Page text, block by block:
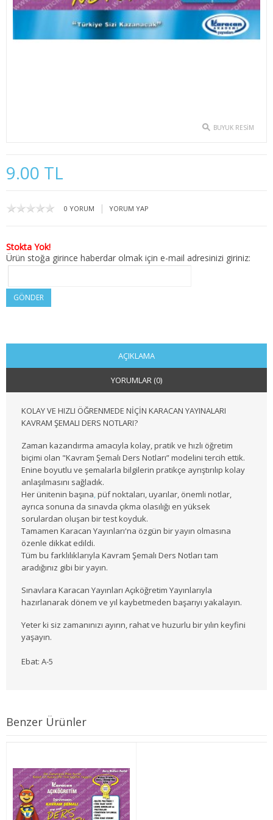
2. SINIF 3. YARIYIL İKTİSAT
2. SINIF 4. YARIYIL İKTİSAT
KAMU YÖNETİMİ
2. SINIF 3. YARIYIL KAMU
3. SINIF 5. YARIYIL KAMU
4. SINIF 7. YARIYIL KAMU
4. SINIF 8. YARIYIL KAMU
MALİYE
1. SINIF 1. YARIYIL MALİYE
1. SINIF 2. YARIYIL MALİYE
2. SINIF 3. YARIYIL MALİYE
2. SINIF 4. YARIYIL MALİYE
3. SINIF 5. YARIYIL MALİYE
3. SINIF 6. YARIYIL MALİYE
4. SINIF 8. YARIYIL MALİYE
ÇALIŞMA EKO. VE END. İLİŞ.
1. SINIF 2. YARIYIL ÇEKO
2. SINIF 4. YARIYIL ÇEKO
3. SINIF 5. YARIYIL ÇEKO
BUYUK RESIM
9.00 TL
0 YORUM | YORUM YAP
Stokta Yok!
Ürün stoğa girince haberdar olmak için e-mail adresinizi giriniz:
GÖNDER
AÇIKLAMA
YORUMLAR (0)
KOLAY VE HIZLI ÖĞRENMEDE NİÇİN KARACAN YAYINALARI
KAVRAM ŞEMALI DERS NOTLARI?
Zaman kazandırma amacıyla kolay, pratik ve hızlı öğretim
biçimi olan "Kavram Şemalı Ders Notları” modelini tercih ettik.
Enine boyutlu ve şemalarla bilgilerin pratikçe ayrıştırılıp kolay
anlaşılmasını sağladık.
Her ünitenin başına,püf noktaları, uyarılar, önemli notlar,
ayrıca sonuna da sınavda çıkma olasılığı en yüksek
sorulardan oluşan bir test koyduk.
Tamamen Karacan Yayınları'na özgün bir yayın olmasına
özenle dikkat edildi.
Tüm bu farklılıklarıyla Kavram Şemalı Ders Notları tam
aradığınız gibi bir yayın.
Sınavlara Karacan Yayınları Açıköğretim Yayınlarıyla
hazırlanarak dönem ve yıl kaybetmeden başarıyı yakalayın.
Yeter ki siz zamanınızı ayırın, rahat ve huzurlu bir yılın keyfini
yaşayın.
Ebat: A-5
Benzer Ürünler